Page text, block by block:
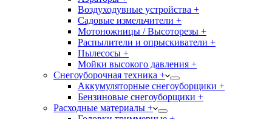
Воздуходувные устройства +
Садовые измельчители +
Мотоножницы / Высоторезы +
Распылители и опрыскиватели +
Пылесосы +
Мойки высокого давления +
Снегоуборочная техника +
Аккумуляторные снегоуборщики +
Бензиновые снегоуборщики +
Расходные материалы +